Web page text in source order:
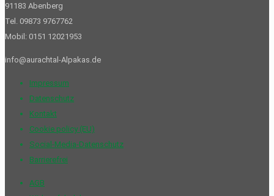
91183 Abenberg
Tel. 09873 9767762
Mobil: 0151 12021953
info@aurachtal-Alpakas.de
Impressum
Datenschutz
Kontakt
Cookie policy (EU)
Social-Media-Datenschutz
Barrierefrei
AGB